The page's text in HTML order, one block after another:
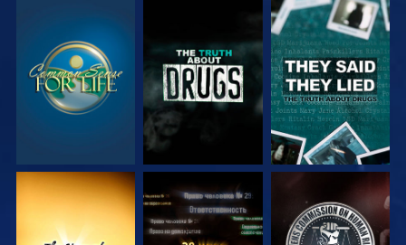
СМОТРЕТЬ СМОТРЕТЬ СМОТРЕТЬ
СМОТРЕТЬ СМОТРЕТЬ СМОТРЕТЬ